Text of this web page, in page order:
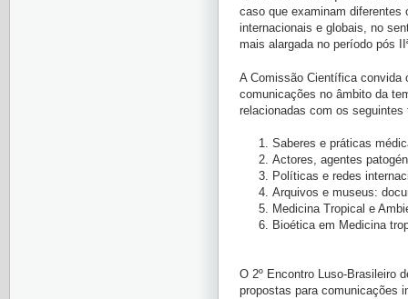
caso que examinam
internacionais e globais, no
mais alargada no período pós
A Comissão Científica convida
comunicações no âmbito da
relacionadas com os seguintes
Saberes e práticas
Actores, agentes
Políticas e redes
Arquivos e museus:
Medicina Tropical e
Bioética em Medicina
O 2º Encontro Luso-Brasileiro
propostas para comunicações